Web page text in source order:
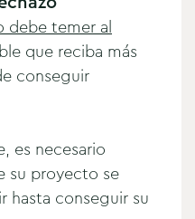
debe temer al
que reciba más
conseguir
es necesario
su proyecto se
hasta conseguir su